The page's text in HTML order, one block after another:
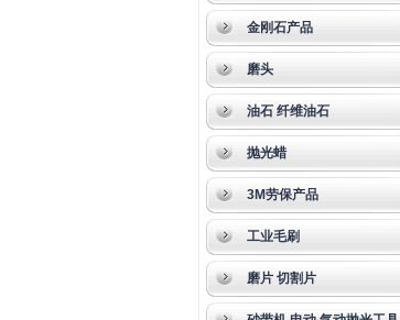
金刚石产品
磨头
油石 纤维油石
抛光蜡
3M劳保产品
工业毛刷
磨片 切割片